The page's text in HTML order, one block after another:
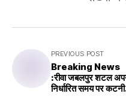
PREVIOUS POST
Breaking News
:रीवा जबलपुर शटल
निर्धारित समय पर कटनी